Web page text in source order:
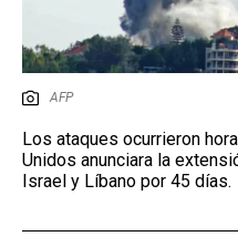
AFP
Los ataques ocurrieron
Unidos anunciara la
Israel y Líbano por 45 días.